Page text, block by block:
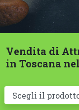
Vendita di
in Toscana